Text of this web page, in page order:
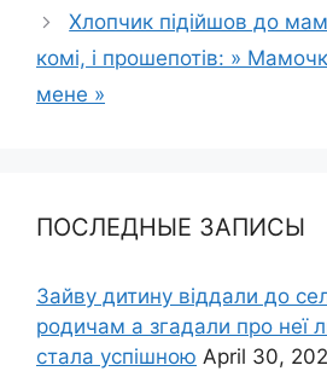
Хлопчик підійшов до
комі, і прошепотів: »
мене »
ПОСЛЕДНЫЕ ЗАПИСЫ
Зайву дитину віддали до
родичам а згадали про неї
стала успішною April 30,